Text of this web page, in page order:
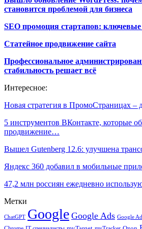
становится проблемой для бизнеса
SEO промоция стартапов:
Статейное продвижение сайта
Профессиональное
стабильность решает всё
Интересное:
Новая стратегия в ПромоСтраницах
5 инструментов ВКонтакте, которые
продвижение…
Вышел Gutenberg 12.6: улучшена
Яндекс 360 добавил в мобильные
47,2 млн россиян ежедневно
Метки
ChatGPT Google Google Ads Google